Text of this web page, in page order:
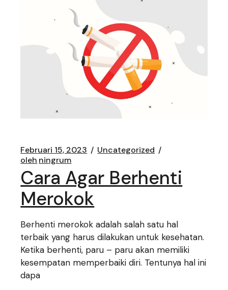
Februari 15, 2023
Uncategorized
oleh ningrum
Cara Agar Berhenti
Merokok
Berhenti merokok adalah salah satu hal
terbaik yang harus dilakukan untuk kesehatan.
Ketika berhenti, paru – paru akan memiliki
kesempatan memperbaiki diri. Tentunya hal ini
dapa